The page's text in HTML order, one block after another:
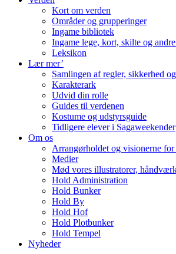
Kort om verden
Områder og grupperinger
Ingame bibliotek
Ingame lege, kort, skilte og
Leksikon
Lær mer’
Samlingen af regler, sikkerhed
Karakterark
Udvid din rolle
Guides til verdenen
Kostume og udstyrsguide
Tidligere elever i Sagaweekender
Om os
Arrangørholdet og visionerne for
Medier
Mød vores illustratorer,
Hold Administration
Hold Bunker
Hold By
Hold Hof
Hold Plotbunker
Hold Tempel
Nyheder